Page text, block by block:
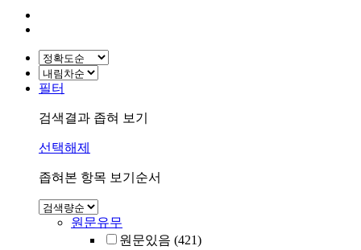
필터
검색결과 좁혀 보기
선택해제
좁혀본 항목 보기순서
원문유무
원문있음 (421)